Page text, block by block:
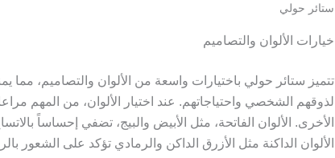
ستائر حولي
خيارات الألوان والتصاميم
تتميز ستائر حولي باختيارات واسعة من الألوان والتصاميم،
لذوقهم الشخصي واحتياجاتهم. عند اختيار الألوان، من المهم
الأخرى. الألوان الفاتحة، مثل الأبيض والبيج، تضفي إحساساً
الألوان الداكنة مثل الأزرق الداكن والرمادي تؤكد على الشعور